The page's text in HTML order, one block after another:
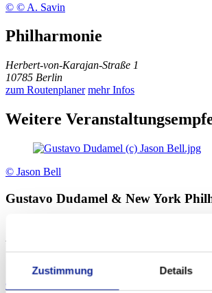
Zustimmung Details
© © A. Savin
Philharmonie
Herbert-von-Karajan-Straße 1
10785 Berlin
zum Routenplaner mehr Infos
Weitere
© Jason Bell
Gustavo Dudamel & New York
© Sedlar&Wolff